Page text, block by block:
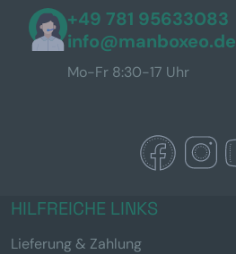
+49 781 95633083
info@manboxeo.de
Mo-Fr 8:30-17 Uhr
HILFREICHE LINKS
Lieferung & Zahlung